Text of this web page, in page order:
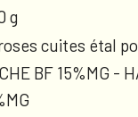
g
cuites étal
BF 15%MG -